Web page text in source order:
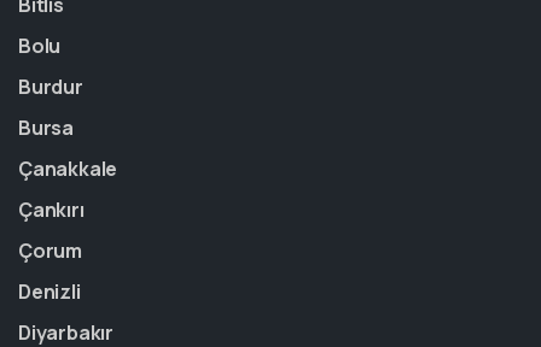
Bolu
Burdur
Bursa
Çanakkale
Çankırı
Çorum
Denizli
Diyarbakır